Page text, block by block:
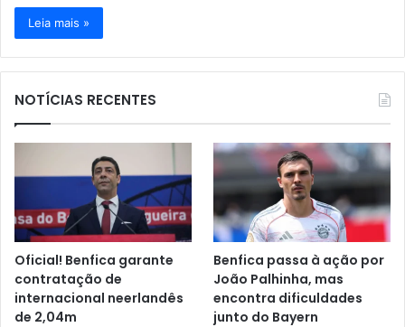
Leia mais »
NOTÍCIAS RECENTES
Oficial! Benfica garante
contratação de
internacional neerlandês
de 2,04m
Benfica passa à ação por
João Palhinha, mas
encontra dificuldades
junto do Bayern